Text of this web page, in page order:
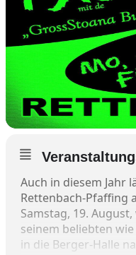
Auch in diesem Jahr
Rettenbach-Pfaffing
Samstag, 19.
seinem beliebten
in die Berger-Halle